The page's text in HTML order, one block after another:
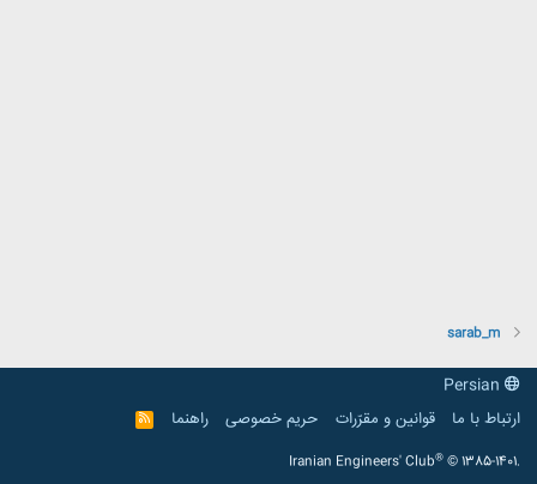
sarab_m
ارتباط با ما
قوانین و مقرّرات حریم خصوصی راهنما
R
S
Iranian Engineers' Club® © 1385-1401.